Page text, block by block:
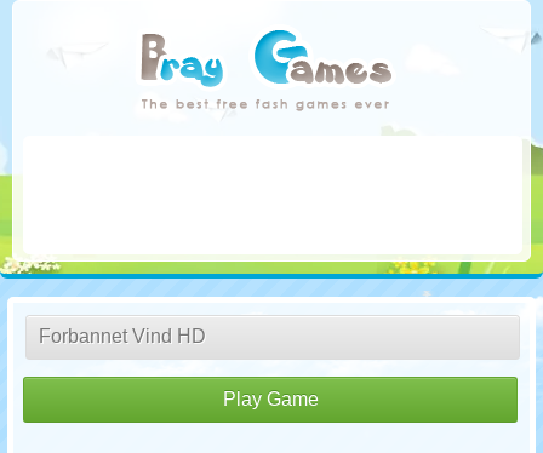
Forbannet Vind HD
Play Game